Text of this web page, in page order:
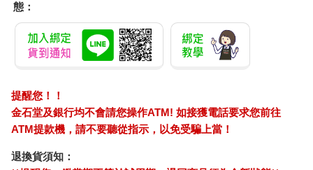
態：
提醒您！！
金石堂及銀行均不會請您操作ATM! 如接獲電話要求您前往
ATM提款機，請不要聽從指示，以免受騙上當！
退換貨須知：